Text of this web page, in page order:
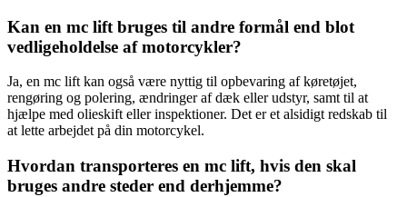
Kan en mc lift bruges til andre formål end blot
vedligeholdelse af motorcykler?
Ja, en mc lift kan også være nyttig til opbevaring af køretøjet,
rengøring og polering, ændringer af dæk eller udstyr, samt til at
hjælpe med olieskift eller inspektioner. Det er et alsidigt redskab til
at lette arbejdet på din motorcykel.
Hvordan transporteres en mc lift, hvis den skal
bruges andre steder end derhjemme?